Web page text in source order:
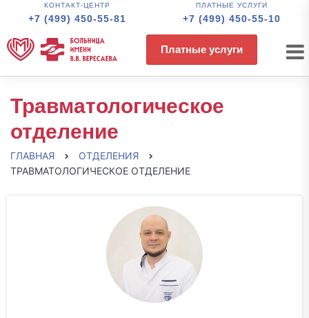
КОНТАКТ-ЦЕНТР
+7 (499) 450-55-81
ПЛАТНЫЕ УСЛУГИ
+7 (499) 450-55-10
Платные услуги
Травматологическое
отделение
ГЛАВНАЯ
ОТДЕЛЕНИЯ
ТРАВМАТОЛОГИЧЕСКОЕ ОТДЕЛЕНИЕ